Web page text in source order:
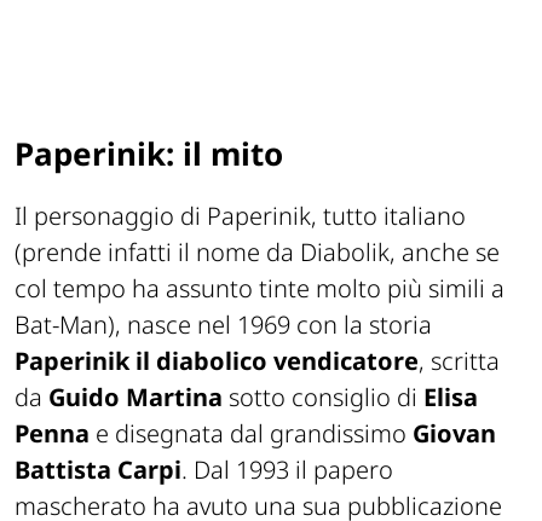
Paperinik: il mito
Il personaggio di Paperinik, tutto italiano
(prende infatti il nome da Diabolik, anche se
col tempo ha assunto tinte molto più simili a
Bat-Man), nasce nel 1969 con la storia
Paperinik il diabolico vendicatore, scritta
da Guido Martina sotto consiglio di Elisa
Penna e disegnata dal grandissimo Giovan
Battista Carpi. Dal 1993 il papero
mascherato ha avuto una sua pubblicazione